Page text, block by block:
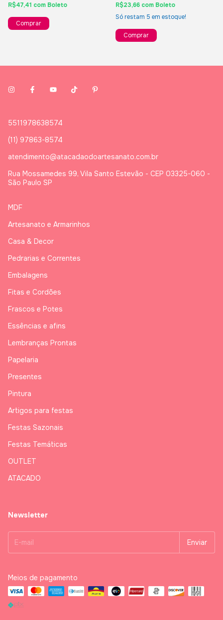
R$47,41 com Boleto R$23,66 com Boleto
Só restam 5 em estoque!
5511978638574
(11) 97863-8574
atendimento@atacadaodoartesanato.com.br
Rua Mossamedes 99, Vila Santo Estevão - CEP 03325-060 -
São Paulo SP
MDF
Artesanato e Armarinhos
Casa & Decor
Pedrarias e Correntes
Embalagens
Fitas e Cordões
Frascos e Potes
Essências e afins
Lembranças Prontas
Papelaria
Presentes
Pintura
Artigos para festas
Festas Sazonais
Festas Temáticas
OUTLET
ATACADO
Newsletter
Meios de pagamento